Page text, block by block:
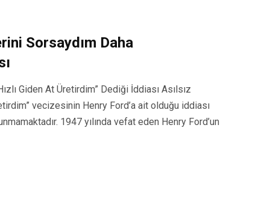
Sorsaydım Daha
Giden At Üretirdim” Dediği İddiası Asılsız
vecizesinin Henry Ford’a ait olduğu iddiası
1947 yılında vefat eden Henry Ford’un